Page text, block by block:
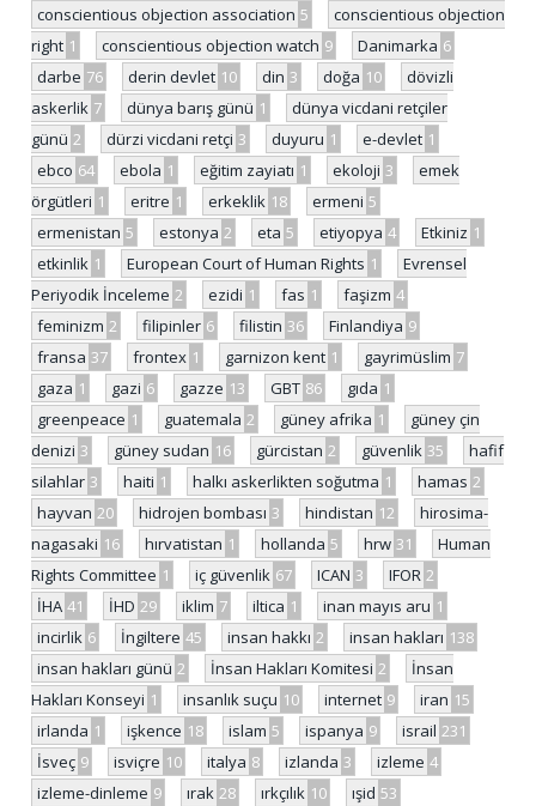
conscientious objection association 5
conscientious objection
right 1 conscientious objection watch 9 Danimarka 6
darbe 76 derin devlet 10 din 3 doğa 10
dövizli
askerlik 7 dünya barış günü 1
dünya vicdani retçiler
günü 2 dürzi vicdani retçi 3 duyuru 1 e-devlet 1
ebco 64 ebola 1 eğitim zayiatı 1 ekoloji 3
emek
örgütleri 1 eritre 1 erkeklik 18 ermeni 5
ermenistan 5 estonya 2 eta 5 etiyopya 4 Etkiniz 1
etkinlik 1 European Court of Human Rights 1
Evrensel
Periyodik İnceleme 2 ezidi 1 fas 1 faşizm 4
feminizm 2 filipinler 6 filistin 36 Finlandiya 9
fransa 37 frontex 1 garnizon kent 1 gayrimüslim 7
gaza 1 gazi 6 gazze 13 GBT 86 gıda 1
greenpeace 1 guatemala 2 güney afrika 1
güney çin
denizi 3 güney sudan 16 gürcistan 2 güvenlik 35
hafif
silahlar 3 haiti 1 halkı askerlikten soğutma 1 hamas 2
hayvan 20 hidrojen bombası 3 hindistan 12
hirosima-
nagasaki 16 hırvatistan 1 hollanda 5 hrw 31
Human
Rights Committee 1 iç güvenlik 67 ICAN 3 IFOR 2
İHA 41 İHD 29 iklim 7 iltica 1 inan mayıs aru 1
incirlik 6 İngiltere 45 insan hakkı 2 insan hakları 138
insan hakları günü 2 İnsan Hakları Komitesi 2
İnsan
Hakları Konseyi 1 insanlık suçu 10 internet 9 iran 15
irlanda 1 işkence 18 islam 5 ispanya 9 israil 231
İsveç 9 isviçre 10 italya 8 izlanda 3 izleme 4
izleme-dinleme 9 ırak 28 ırkçılık 10 ışid 53